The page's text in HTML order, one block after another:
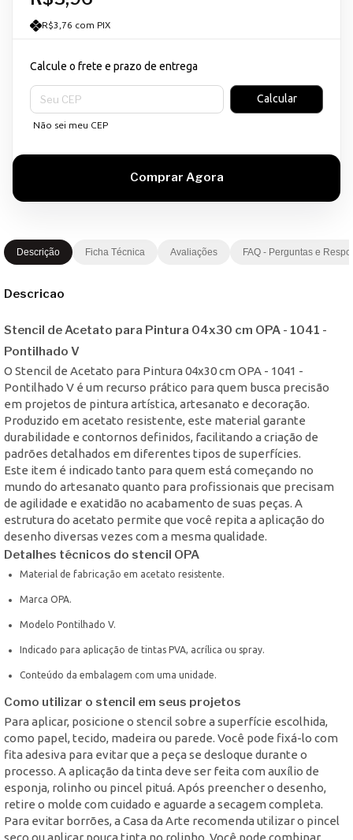
R$3,76 com PIX
Calcule o frete e prazo de entrega
Entregas para o CEP:
Calcular
Não sei meu CEP
Descrição Ficha Técnica Avaliações FAQ - Perguntas e
Descricao
Stencil de Acetato para Pintura 04x30 cm OPA - 1041 -
Pontilhado V
O Stencil de Acetato para Pintura 04x30 cm OPA - 1041 -
Pontilhado V é um recurso prático para quem busca precisão
em projetos de pintura artística, artesanato e decoração.
Produzido em acetato resistente, este material garante
durabilidade e contornos definidos, facilitando a criação de
padrões detalhados em diferentes tipos de superfícies.
Este item é indicado tanto para quem está começando no
mundo do artesanato quanto para profissionais que precisam
de agilidade e exatidão no acabamento de suas peças. A
estrutura do acetato permite que você repita a aplicação do
desenho diversas vezes com a mesma qualidade.
Detalhes técnicos do stencil OPA
Material de fabricação em acetato resistente.
Marca OPA.
Modelo Pontilhado V.
Indicado para aplicação de tintas PVA, acrílica ou spray.
Conteúdo da embalagem com uma unidade.
Como utilizar o stencil em seus projetos
Para aplicar, posicione o stencil sobre a superfície escolhida,
como papel, tecido, madeira ou parede. Você pode fixá-lo com
fita adesiva para evitar que a peça se desloque durante o
processo. A aplicação da tinta deve ser feita com auxílio de
esponja, rolinho ou pincel pituá. Após preencher o desenho,
retire o molde com cuidado e aguarde a secagem completa.
Para evitar borrões, a Casa da Arte recomenda utilizar o pincel
seco ou aplicar pouca tinta no rolinho. Você pode combinar